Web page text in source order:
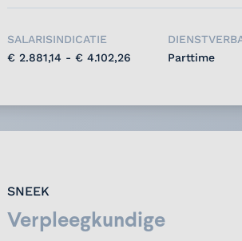
SALARISINDICATIE
€ 2.881,14 - € 4.102,26
Parttime
SNEEK
Verpleegkundige